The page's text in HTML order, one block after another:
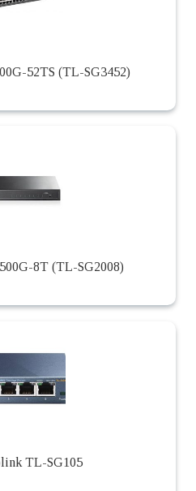
52TS (TL-SG3452)
8T (TL-SG2008)
TL-SG105